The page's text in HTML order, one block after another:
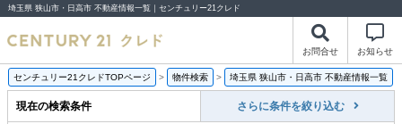
埼玉県 狭山市・日高市 不動産情報一覧｜センチュリー21クレド
お問合せ お知らせ
センチュリー21クレドTOPページ > 物件検索 > 埼玉県 狭山市・日高市 不動産情報一覧
現在の検索条件 さらに条件を絞り込む